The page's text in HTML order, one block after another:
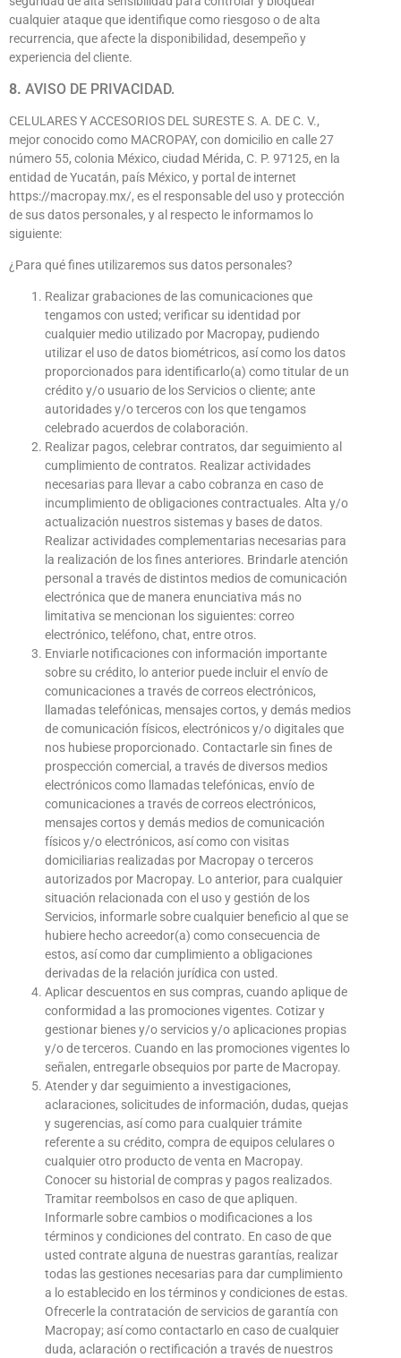
cualquier ataque que identifique como riesgoso o de alta
recurrencia, que afecte la disponibilidad, desempeño y
experiencia del cliente.
8. AVISO DE PRIVACIDAD.
CELULARES Y ACCESORIOS DEL SURESTE S. A. DE C. V.,
mejor conocido como MACROPAY, con domicilio en calle 27
número 55, colonia México, ciudad Mérida, C. P. 97125, en la
entidad de Yucatán, país México, y portal de internet
https://macropay.mx/, es el responsable del uso y protección
de sus datos personales, y al respecto le informamos lo
siguiente:
¿Para qué fines utilizaremos sus datos personales?
Realizar grabaciones de las comunicaciones que
tengamos con usted; verificar su identidad por
cualquier medio utilizado por Macropay, pudiendo
utilizar el uso de datos biométricos, así como los datos
proporcionados para identificarlo(a) como titular de un
crédito y/o usuario de los Servicios o cliente; ante
autoridades y/o terceros con los que tengamos
celebrado acuerdos de colaboración.
Realizar pagos, celebrar contratos, dar seguimiento al
cumplimiento de contratos. Realizar actividades
necesarias para llevar a cabo cobranza en caso de
incumplimiento de obligaciones contractuales. Alta y/o
actualización nuestros sistemas y bases de datos.
Realizar actividades complementarias necesarias para
la realización de los fines anteriores. Brindarle atención
personal a través de distintos medios de comunicación
electrónica que de manera enunciativa más no
limitativa se mencionan los siguientes: correo
electrónico, teléfono, chat, entre otros.
Enviarle notificaciones con información importante
sobre su crédito, lo anterior puede incluir el envío de
comunicaciones a través de correos electrónicos,
llamadas telefónicas, mensajes cortos, y demás medios
de comunicación físicos, electrónicos y/o digitales que
nos hubiese proporcionado. Contactarle sin fines de
prospección comercial, a través de diversos medios
electrónicos como llamadas telefónicas, envío de
comunicaciones a través de correos electrónicos,
mensajes cortos y demás medios de comunicación
físicos y/o electrónicos, así como con visitas
domiciliarias realizadas por Macropay o terceros
autorizados por Macropay. Lo anterior, para cualquier
situación relacionada con el uso y gestión de los
Servicios, informarle sobre cualquier beneficio al que se
hubiere hecho acreedor(a) como consecuencia de
estos, así como dar cumplimiento a obligaciones
derivadas de la relación jurídica con usted.
Aplicar descuentos en sus compras, cuando aplique de
conformidad a las promociones vigentes. Cotizar y
gestionar bienes y/o servicios y/o aplicaciones propias
y/o de terceros. Cuando en las promociones vigentes lo
señalen, entregarle obsequios por parte de Macropay.
Atender y dar seguimiento a investigaciones,
aclaraciones, solicitudes de información, dudas, quejas
y sugerencias, así como para cualquier trámite
referente a su crédito, compra de equipos celulares o
cualquier otro producto de venta en Macropay.
Conocer su historial de compras y pagos realizados.
Tramitar reembolsos en caso de que apliquen.
Informarle sobre cambios o modificaciones a los
términos y condiciones del contrato. En caso de que
usted contrate alguna de nuestras garantías, realizar
todas las gestiones necesarias para dar cumplimiento
a lo establecido en los términos y condiciones de estas.
Ofrecerle la contratación de servicios de garantía con
Macropay; así como contactarlo en caso de cualquier
duda, aclaración o rectificación a través de nuestros